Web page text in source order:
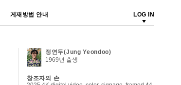
게재방법 안내 LOG IN
정연두(Jung Yeondoo)
1969년 출생
창조자의 손